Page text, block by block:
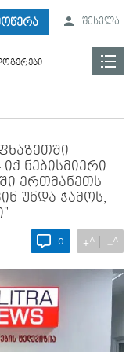
შესვლა
ნებისმიერი
ერთმანეთს
უნდა ჭამოს,
0 +A −A